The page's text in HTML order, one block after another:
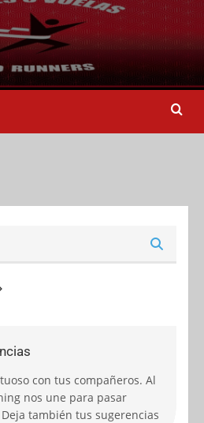
con tus compañeros. Al
nos une para pasar
también tus sugerencias